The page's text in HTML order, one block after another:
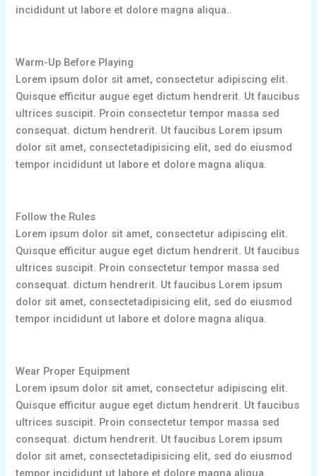
incididunt ut labore et dolore magna aliqua..
Warm-Up Before Playing
Lorem ipsum dolor sit amet, consectetur adipiscing elit.
Quisque efficitur augue eget dictum hendrerit. Ut faucibus
ultrices suscipit. Proin consectetur tempor massa sed
consequat. dictum hendrerit. Ut faucibus Lorem ipsum
dolor sit amet, consectetadipisicing elit, sed do eiusmod
tempor incididunt ut labore et dolore magna aliqua.
Follow the Rules
Lorem ipsum dolor sit amet, consectetur adipiscing elit.
Quisque efficitur augue eget dictum hendrerit. Ut faucibus
ultrices suscipit. Proin consectetur tempor massa sed
consequat. dictum hendrerit. Ut faucibus Lorem ipsum
dolor sit amet, consectetadipisicing elit, sed do eiusmod
tempor incididunt ut labore et dolore magna aliqua.
Wear Proper Equipment
Lorem ipsum dolor sit amet, consectetur adipiscing elit.
Quisque efficitur augue eget dictum hendrerit. Ut faucibus
ultrices suscipit. Proin consectetur tempor massa sed
consequat. dictum hendrerit. Ut faucibus Lorem ipsum
dolor sit amet, consectetadipisicing elit, sed do eiusmod
tempor incididunt ut labore et dolore magna aliqua.